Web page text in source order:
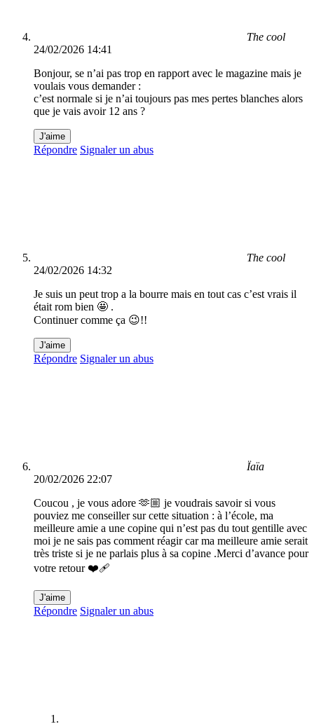
The cool
24/02/2026 14:41
Bonjour, se n’ai pas trop en rapport avec le magazine mais je
voulais vous demander :
c’est normale si je n’ai toujours pas mes pertes blanches alors
que je vais avoir 12 ans ?
J'aime
Répondre Signaler un abus
The cool
24/02/2026 14:32
Je suis un peut trop a la bourre mais en tout cas c’est vrais il
était rom bien 🤩 .
Continuer comme ça 😉!!
J'aime
Répondre Signaler un abus
Ïaïa
20/02/2026 22:07
Coucou , je vous adore 🫶🏼 je voudrais savoir si vous
pouviez me conseiller sur cette situation : à l’école, ma
meilleure amie a une copine qui n’est pas du tout gentille avec
moi je ne sais pas comment réagir car ma meilleure amie serait
très triste si je ne parlais plus à sa copine .Merci d’avance pour
votre retour ❤️‍🩹
J'aime
Répondre Signaler un abus